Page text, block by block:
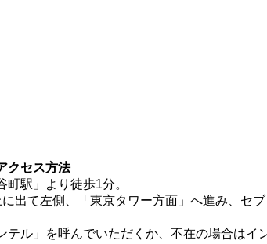
クセス方法
町駅」より徒歩1分。
出て左側、「東京タワー方面」へ進み、セ
テル」を呼んでいただくか、不在の場合はイ